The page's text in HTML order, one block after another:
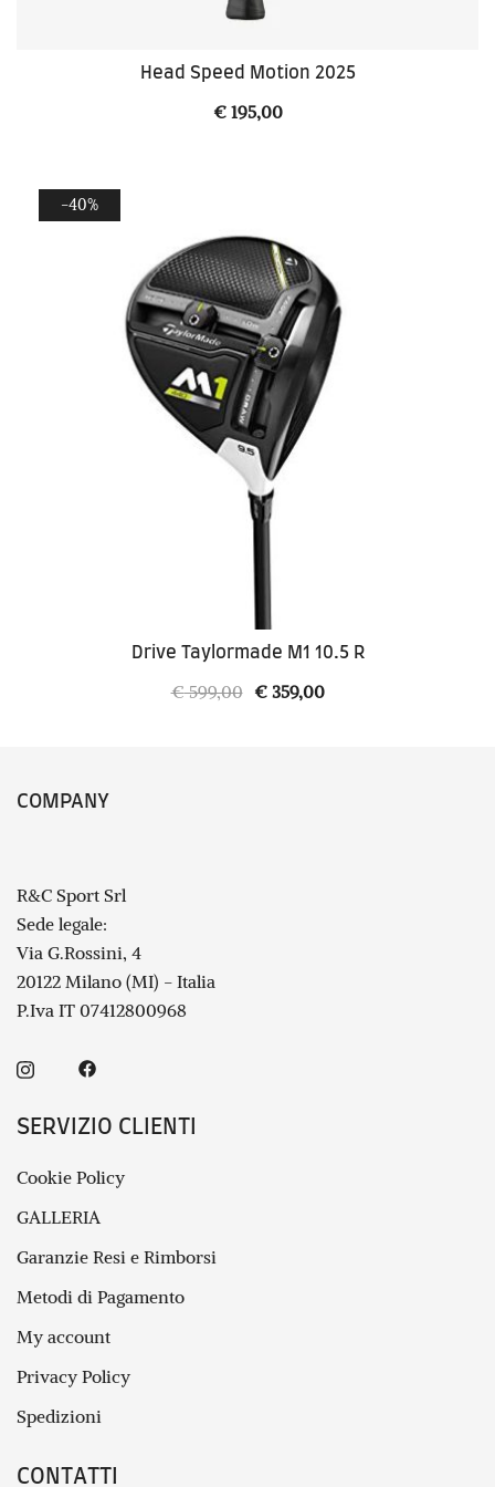
Head Speed Motion 2025
€195,00
-40%
Drive Taylormade M1 10.5 R
€599,00 Il
€359,00Il
COMPANY
R&C Sport Srl
Sede legale:
Via G.Rossini, 4
20122 Milano (MI) - Italia
P.Iva IT 07412800968
SERVIZIO CLIENTI
Cookie Policy
GALLERIA
Garanzie Resi e Rimborsi
Metodi di Pagamento
My account
Privacy Policy
Spedizioni
CONTATTI